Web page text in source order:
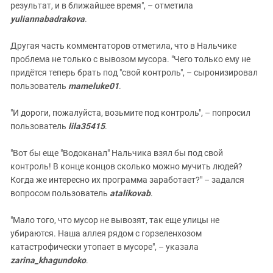
результат, и в ближайшее время", – отметила
yuliannabadrakova.
Другая часть комментаторов отметила, что в Нальчике
проблема не только с вывозом мусора. "Чего только ему не
придётся теперь брать под "свой контроль", – сыронизировал
пользователь mameluke01.
"И дороги, пожалуйста, возьмите под контроль", – попросил
пользователь lila35415.
"Вот бы еще "Водоканал" Нальчика взял бы под свой
контроль! В конце концов сколько можно мучить людей?
Когда же интересно их программа заработает?" – задался
вопросом пользователь atalikovab.
"Мало того, что мусор не вывозят, так еще улицы не
убираются. Наша аллея рядом с горзеленхозом
катастрофически утопает в мусоре", – указала
zarina_khagundoko.